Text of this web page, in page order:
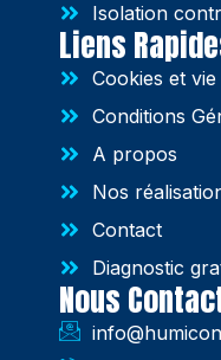
Isolation
Liens
Cookies et
Conditions
A propos
Nos
Contact
Diagnostic
Nous